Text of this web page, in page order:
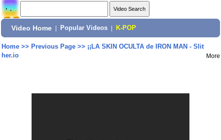
Video Home Popular Videos K-POP
Home>> Previous Page>> ¡¡LA SKIN OCULTA de IRON MAN - Slit
her.io
More